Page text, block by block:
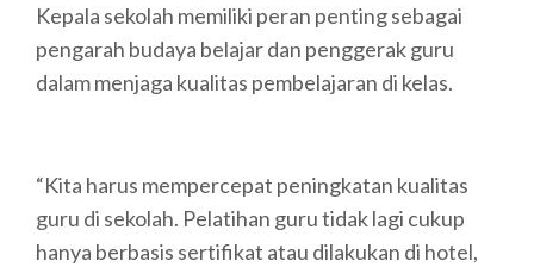
Kepala sekolah memiliki peran penting sebagai
pengarah budaya belajar dan penggerak guru
dalam menjaga kualitas pembelajaran di kelas.
“Kita harus mempercepat peningkatan kualitas
guru di sekolah. Pelatihan guru tidak lagi cukup
hanya berbasis sertifikat atau dilakukan di hotel,